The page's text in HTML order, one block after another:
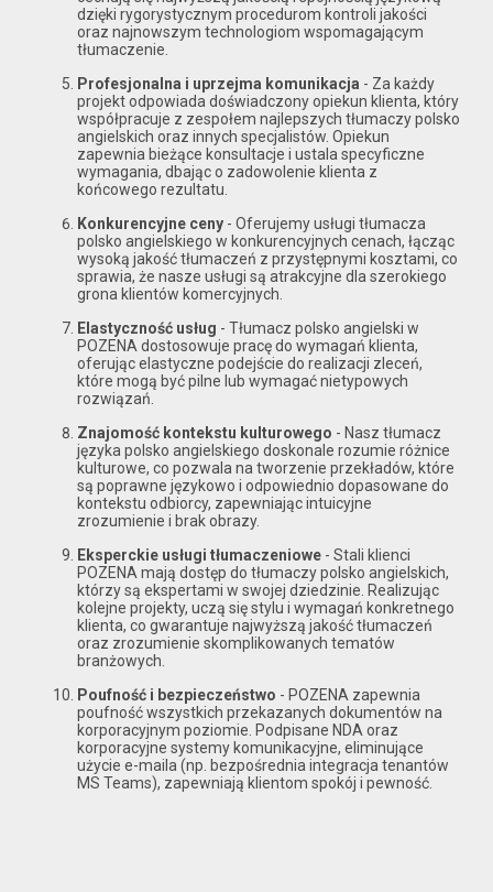
dzięki rygorystycznym procedurom kontroli jakości
oraz najnowszym technologiom wspomagającym
tłumaczenie.
Profesjonalna i uprzejma komunikacja - Za każdy
projekt odpowiada doświadczony opiekun klienta, który
współpracuje z zespołem najlepszych tłumaczy polsko
angielskich oraz innych specjalistów. Opiekun
zapewnia bieżące konsultacje i ustala specyficzne
wymagania, dbając o zadowolenie klienta z
końcowego rezultatu.
Konkurencyjne ceny - Oferujemy usługi tłumacza
polsko angielskiego w konkurencyjnych cenach, łącząc
wysoką jakość tłumaczeń z przystępnymi kosztami, co
sprawia, że nasze usługi są atrakcyjne dla szerokiego
grona klientów komercyjnych.
Elastyczność usług - Tłumacz polsko angielski w
POZENA dostosowuje pracę do wymagań klienta,
oferując elastyczne podejście do realizacji zleceń,
które mogą być pilne lub wymagać nietypowych
rozwiązań.
Znajomość kontekstu kulturowego - Nasz tłumacz
języka polsko angielskiego doskonale rozumie różnice
kulturowe, co pozwala na tworzenie przekładów, które
są poprawne językowo i odpowiednio dopasowane do
kontekstu odbiorcy, zapewniając intuicyjne
zrozumienie i brak obrazy.
Eksperckie usługi tłumaczeniowe - Stali klienci
POZENA mają dostęp do tłumaczy polsko angielskich,
którzy są ekspertami w swojej dziedzinie. Realizując
kolejne projekty, uczą się stylu i wymagań konkretnego
klienta, co gwarantuje najwyższą jakość tłumaczeń
oraz zrozumienie skomplikowanych tematów
branżowych.
Poufność i bezpieczeństwo - POZENA zapewnia
poufność wszystkich przekazanych dokumentów na
korporacyjnym poziomie. Podpisane NDA oraz
korporacyjne systemy komunikacyjne, eliminujące
użycie e-maila (np. bezpośrednia integracja tenantów
MS Teams), zapewniają klientom spokój i pewność.